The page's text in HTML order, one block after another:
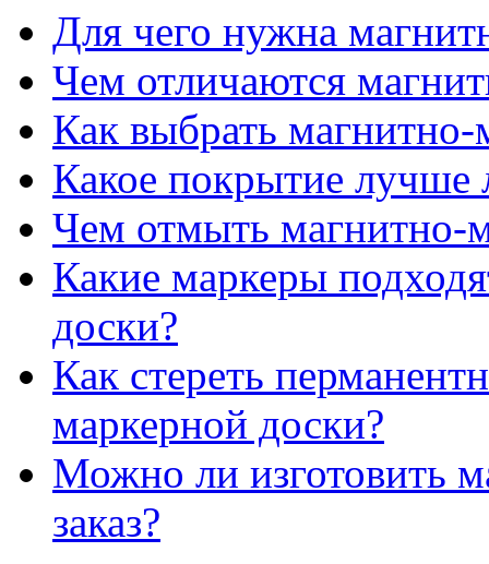
Для чего нужна
Чем отличаются
Как выбрать
Какое покрытие лучше
Чем отмыть магнитно-
Какие маркеры
доски?
Как стереть
маркерной доски?
Можно ли изготовить
заказ?